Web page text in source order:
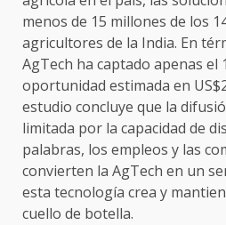
menos de 15 millones de los
agricultores de la India. En
AgTech ha captado apenas el
oportunidad estimada en
estudio concluye que la
limitada por la capacidad de
palabras, los empleos y las
convierten la AgTech en un
esta tecnología crea y
cuello de botella.